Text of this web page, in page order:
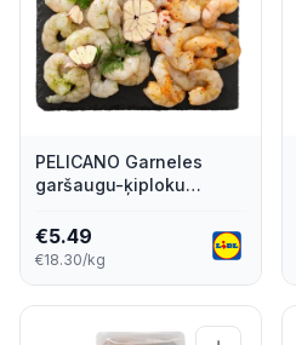
PELICANO Garneles
garšaugu-ķiploku
€5.49
€18.30/kg